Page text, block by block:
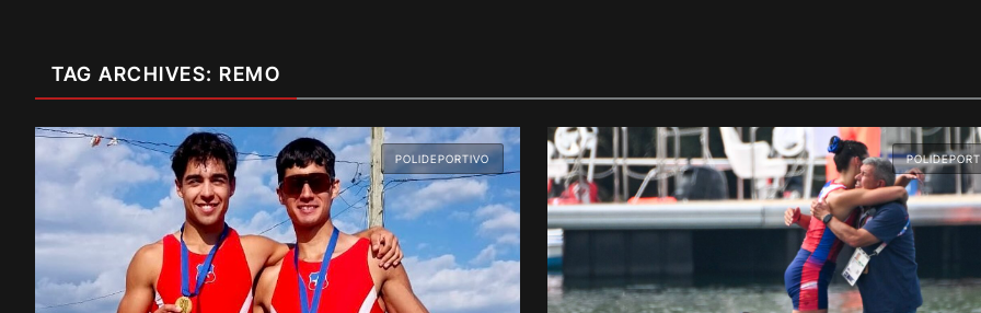
TAG ARCHIVES: REMO
POLIDEPORTIVO